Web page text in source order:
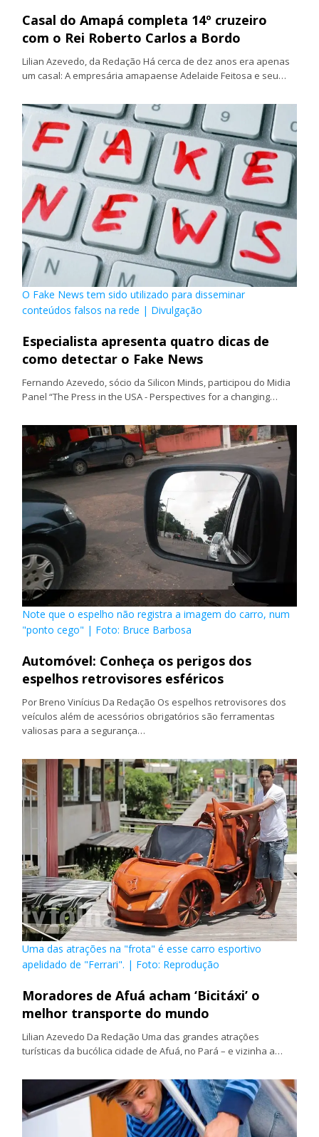
Casal do Amapá completa 14º cruzeiro
com o Rei Roberto Carlos a Bordo
Lilian Azevedo, da Redação Há cerca de dez anos era apenas
um casal: A empresária amapaense Adelaide Feitosa e seu…
O Fake News tem sido utilizado para disseminar
conteúdos falsos na rede | Divulgação
Especialista apresenta quatro dicas de
como detectar o Fake News
Fernando Azevedo, sócio da Silicon Minds, participou do Midia
Panel “The Press in the USA - Perspectives for a changing…
Note que o espelho não registra a imagem do carro, num
"ponto cego" | Foto: Bruce Barbosa
Automóvel: Conheça os perigos dos
espelhos retrovisores esféricos
Por Breno Vinícius Da Redação Os espelhos retrovisores dos
veículos além de acessórios obrigatórios são ferramentas
valiosas para a segurança…
Uma das atrações na "frota" é esse carro esportivo
apelidado de "Ferrari". | Foto: Reprodução
Moradores de Afuá acham ‘Bicitáxi’ o
melhor transporte do mundo
Lilian Azevedo Da Redação Uma das grandes atrações
turísticas da bucólica cidade de Afuá, no Pará – e vizinha a…